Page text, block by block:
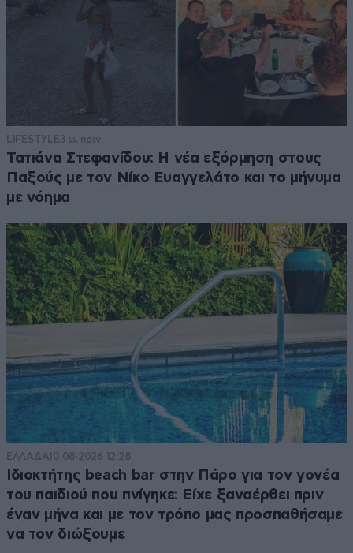
LIFESTYLE3 ω. πριν
Τατιάνα Στεφανίδου: Η νέα εξόρμηση στους
Παξούς με τον Νίκο Ευαγγελάτο και το μήνυμα
με νόημα
ΕΛΛΑΔΑ10·08·2026 12:28
Ιδιοκτήτης beach bar στην Πάρο για τον γονέα
του παιδιού που πνίγηκε: Είχε ξαναέρθει πριν
έναν μήνα και με τον τρόπο μας προσπαθήσαμε
να τον διώξουμε